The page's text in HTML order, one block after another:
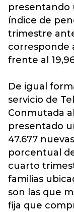
presentando
índice de
trimestre
corresponde
frente al
De igual
servicio de
Conmutada
presentado
47.677
porcentual
cuarto
familias
son las que
fija que